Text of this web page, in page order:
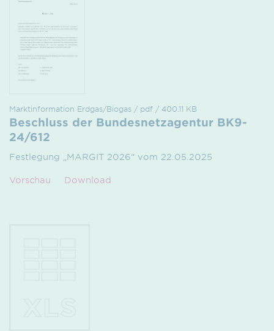
Marktinformation Erdgas/Biogas / pdf / 400.11 KB
Beschluss der Bundesnetzagentur BK9-
24/612
Festlegung „MARGIT 2026“ vom 22.05.2025
Vorschau Download